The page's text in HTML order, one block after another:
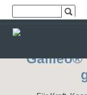
Galileo®